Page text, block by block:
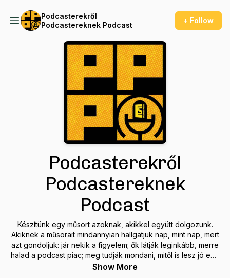
Podcasterekről
Podcastereknek Podcast
+ Follow
Podcasterekről
Podcastereknek
Podcast
Készítünk egy műsort azoknak, akikkel együtt dolgozunk.
Akiknek a műsorait mindannyian hallgatjuk nap, mint nap, mert
azt gondoljuk: jár nekik a figyelem; ők látják leginkább, merre
halad a podcast piac; meg tudják mondani, mitől is lesz jó egy
műsor. Hallgassátok velünk ti is, ahogy Török Szabolcs
Show More